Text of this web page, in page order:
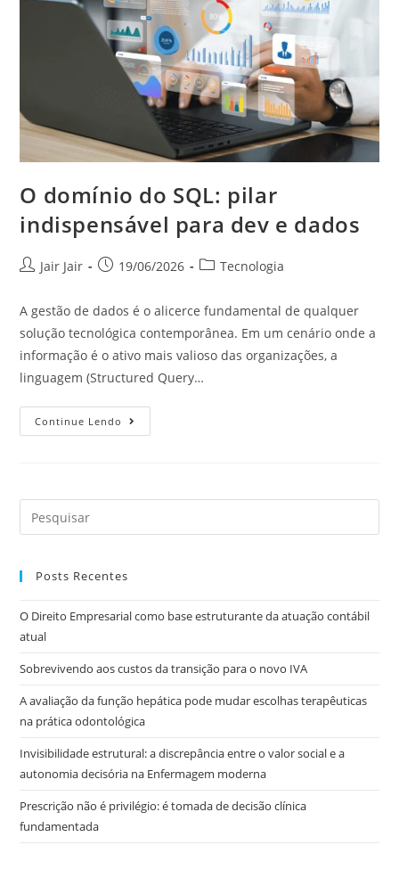
O domínio do SQL: pilar
indispensável para dev e dados
Jair Jair 19/06/2026 Tecnologia
A gestão de dados é o alicerce fundamental de qualquer
solução tecnológica contemporânea. Em um cenário onde a
informação é o ativo mais valioso das organizações, a
linguagem (Structured Query…
Continue Lendo
Posts Recentes
O Direito Empresarial como base estruturante da atuação contábil
atual
Sobrevivendo aos custos da transição para o novo IVA
A avaliação da função hepática pode mudar escolhas terapêuticas
na prática odontológica
Invisibilidade estrutural: a discrepância entre o valor social e a
autonomia decisória na Enfermagem moderna
Prescrição não é privilégio: é tomada de decisão clínica
fundamentada